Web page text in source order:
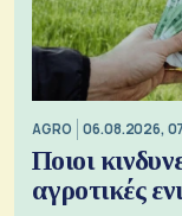
AGRO 06.08.2026,
Ποιοι
αγροτικές